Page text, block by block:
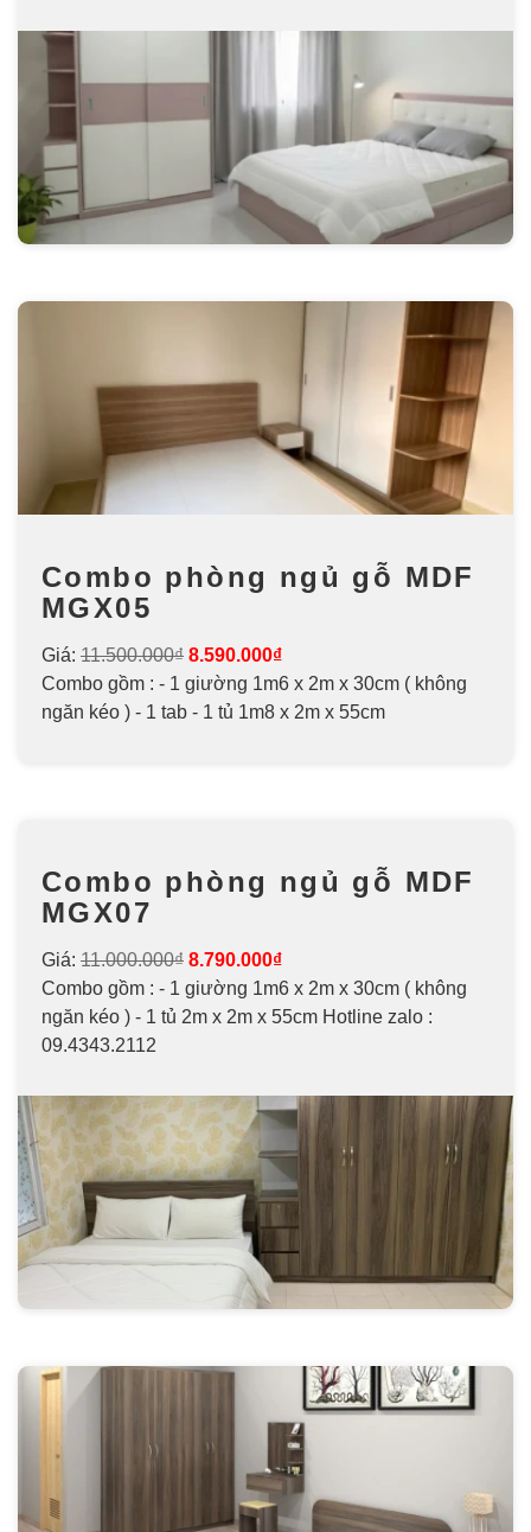
Combo phòng ngủ gỗ MDF
MGX05
Giá: 11.500.000₫ 8.590.000₫
Combo gồm : - 1 giường 1m6 x 2m x 30cm ( không
ngăn kéo ) - 1 tab - 1 tủ 1m8 x 2m x 55cm
Combo phòng ngủ gỗ MDF
MGX07
Giá: 11.000.000₫ 8.790.000₫
Combo gồm : - 1 giường 1m6 x 2m x 30cm ( không
ngăn kéo ) - 1 tủ 2m x 2m x 55cm Hotline zalo :
09.4343.2112